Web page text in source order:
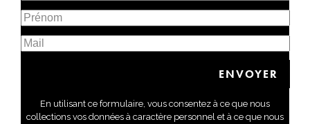
En utilisant ce formulaire, vous consentez à ce que nous
collections vos données à caractère personnel et à ce que nous